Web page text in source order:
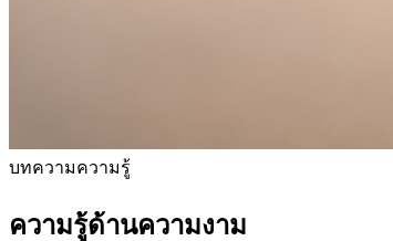
บทความความรู้
ความรู้ด้านความงาม